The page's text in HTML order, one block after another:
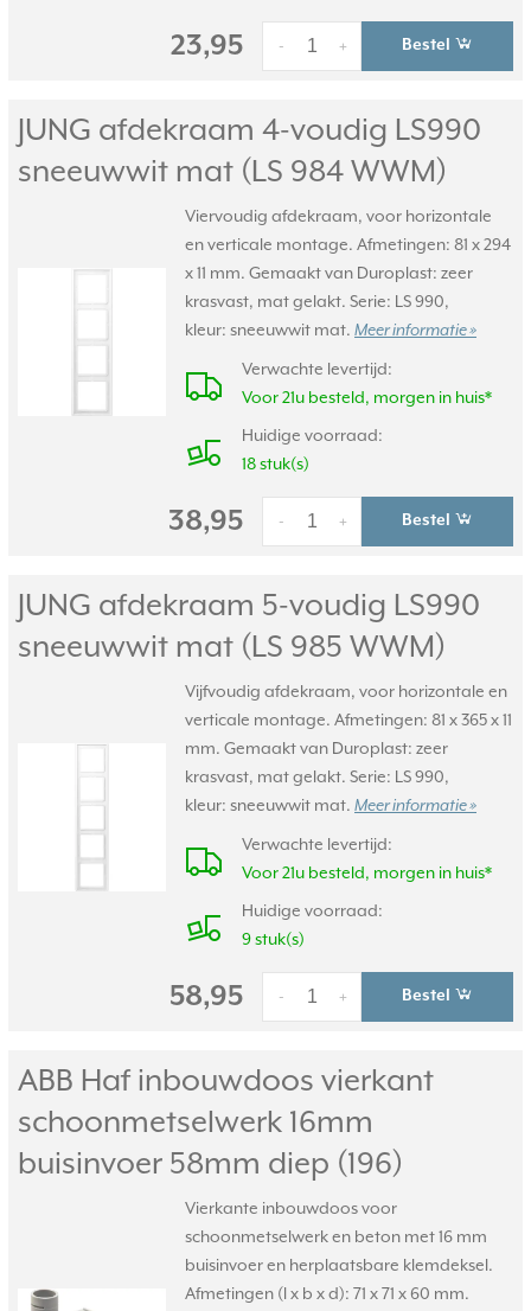
23,95 +
- Bestel
JUNG afdekraam 4-voudig LS990
sneeuwwit mat (LS 984 WWM)
Viervoudig afdekraam, voor horizontale
en verticale montage. Afmetingen: 81 x 294
x 11 mm. Gemaakt van Duroplast: zeer
krasvast, mat gelakt. Serie: LS 990,
kleur: sneeuwwit mat. Meer informatie »
Verwachte levertijd:
Voor 21u besteld, morgen in huis*
Huidige voorraad:
18 stuk(s)
38,95 +
- Bestel
JUNG afdekraam 5-voudig LS990
sneeuwwit mat (LS 985 WWM)
Vijfvoudig afdekraam, voor horizontale en
verticale montage. Afmetingen: 81 x 365 x 11
mm. Gemaakt van Duroplast: zeer
krasvast, mat gelakt. Serie: LS 990,
kleur: sneeuwwit mat. Meer informatie »
Verwachte levertijd:
Voor 21u besteld, morgen in huis*
Huidige voorraad:
9 stuk(s)
58,95 +
- Bestel
ABB Haf inbouwdoos vierkant
schoonmetselwerk 16mm
buisinvoer 58mm diep (196)
Vierkante inbouwdoos voor
schoonmetselwerk en beton met 16 mm
buisinvoer en herplaatsbare klemdeksel.
Afmetingen (l x b x d): 71 x 71 x 60 mm.